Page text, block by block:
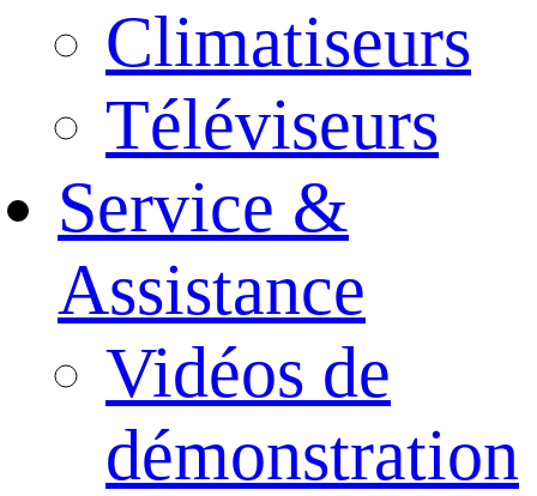
Climatiseurs
Téléviseurs
Service &
Assistance
Vidéos de
démonstration